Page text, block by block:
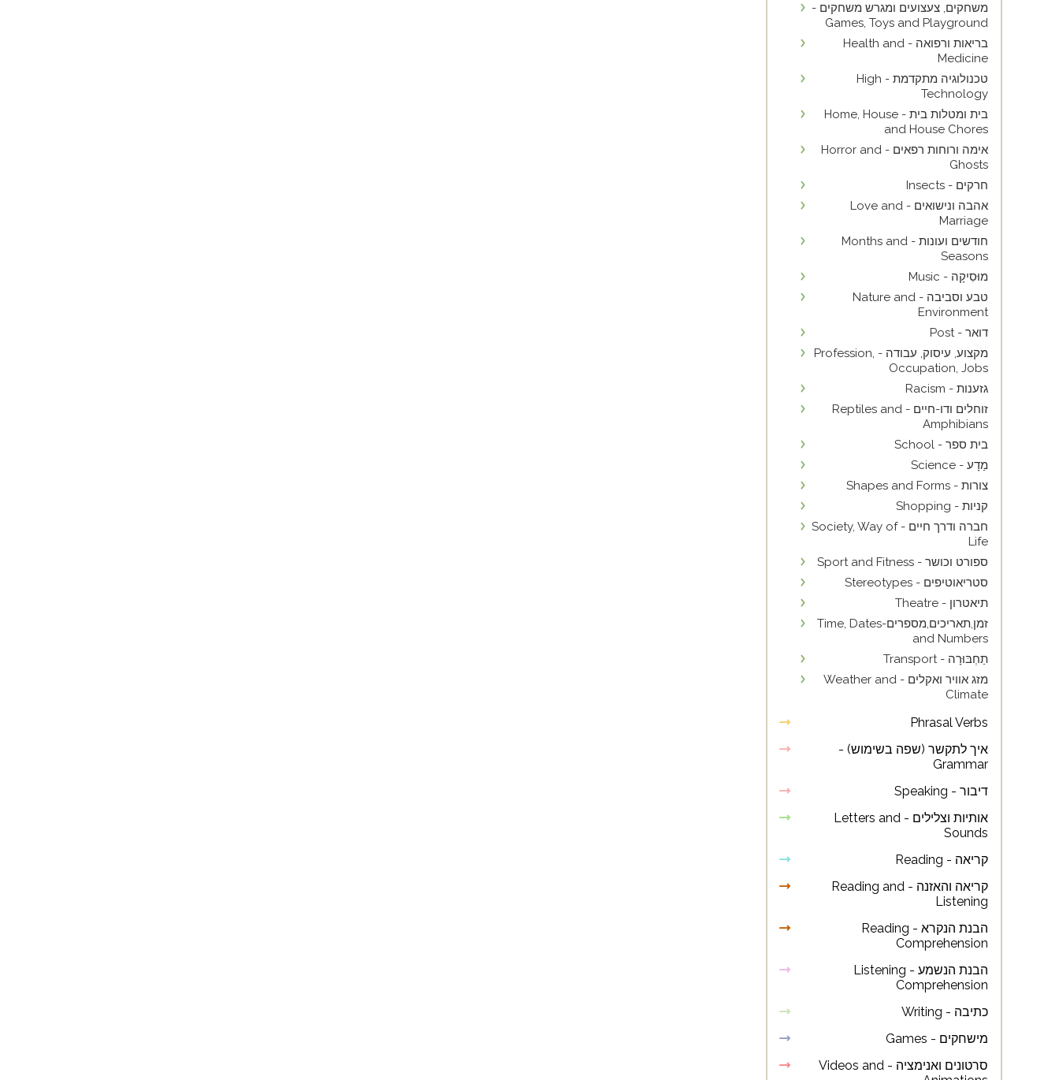
משחקים, צעצועים ומגרש משחקים -
Games, Toys and Playground
בריאות ורפואה - Health and
Medicine
טכנולוגיה מתקדמת - High
Technology
בית ומטלות בית - Home, House
and House Chores
אימה ורוחות רפאים - Horror and
Ghosts
חרקים - Insects
אהבה ונישואים - Love and
Marriage
חודשים ועונות - Months and
Seasons
מוּסִיקָה - Music
טבע וסביבה - Nature and
Environment
דואר - Post
מקצוע, עיסוק, עבודה - Profession,
Occupation, Jobs
גזענות - Racism
זוחלים ודו-חיים - Reptiles and
Amphibians
בית ספר - School
מַדָע - Science
צורות - Shapes and Forms
קניות - Shopping
חברה ודרך חיים - Society, Way of
Life
ספורט וכושר - Sport and Fitness
סטריאוטיפים - Stereotypes
תיאטרון - Theatre
זמן,תאריכים,מספרים-Time, Dates
and Numbers
תַחְבּוּרָה - Transport
מזג אוויר ואקלים - Weather and
Climate
Phrasal Verbs
איך לתקשר (שפה בשימוש) -
Grammar
דיבור - Speaking
אותיות וצלילים - Letters and
Sounds
קריאה - Reading
קריאה והאזנה - Reading and
Listening
הבנת הנקרא - Reading
Comprehension
הבנת הנשמע - Listening
Comprehension
כתיבה - Writing
מישחקים - Games
סרטונים ואנימציה - Videos and